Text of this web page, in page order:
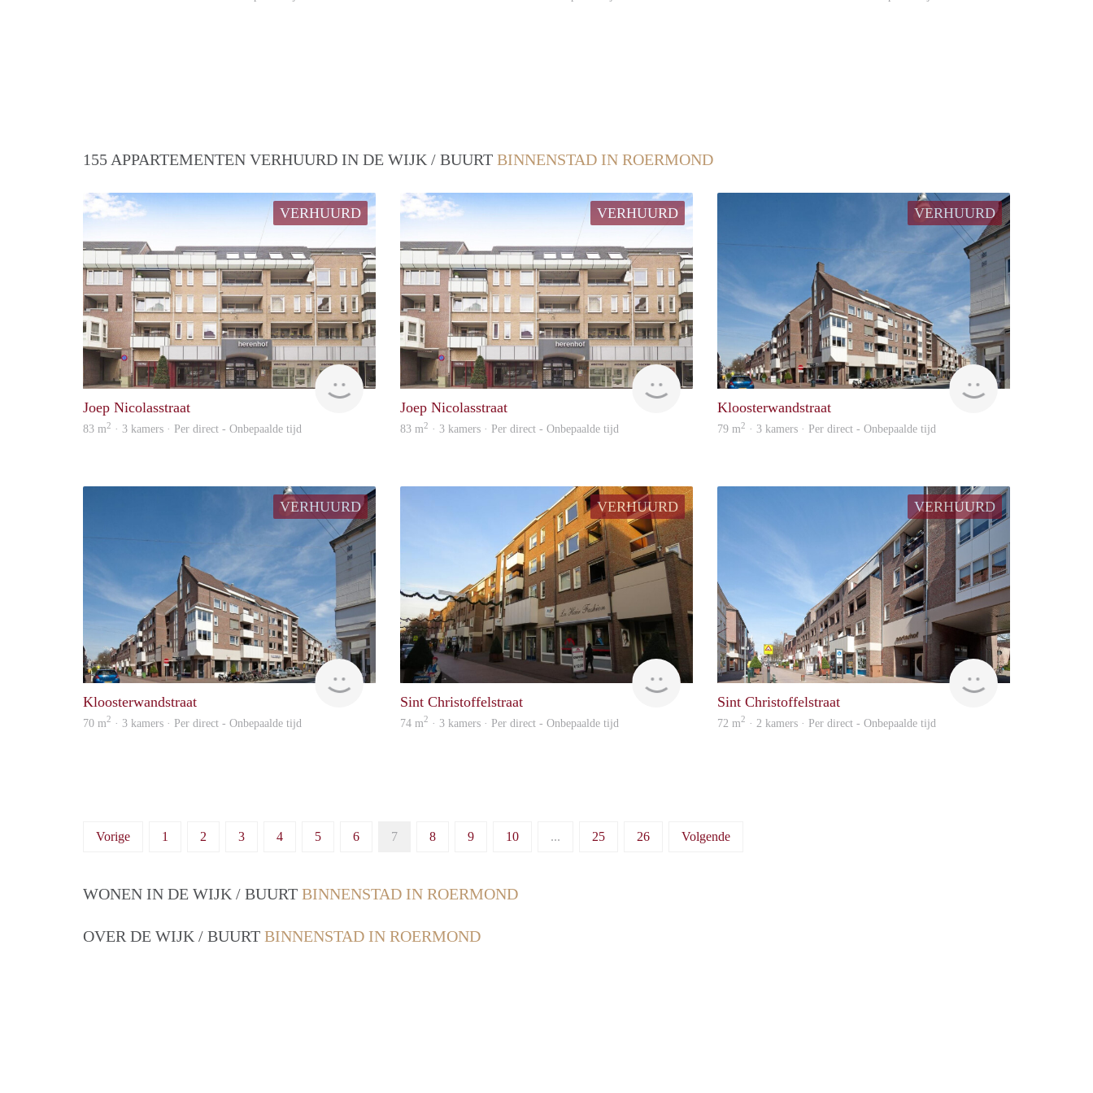
155 APPARTEMENTEN VERHUURD IN DE WIJK / BUURT BINNENSTAD IN ROERMOND
VERHUURD
Woonhuis
Joep Nicolasstraat
83 m2 · 3 kamers · Per direct - Onbepaalde tijd
VERHUURD
Woonhuis
Joep Nicolasstraat
83 m2 · 3 kamers · Per direct - Onbepaalde tijd
VERHUURD
Woonhuis
Kloosterwandstraat
79 m2 · 3 kamers · Per direct - Onbepaalde tijd
VERHUURD
Woonhuis
Kloosterwandstraat
70 m2 · 3 kamers · Per direct - Onbepaalde tijd
VERHUURD
Woonhuis
Sint Christoffelstraat
74 m2 · 3 kamers · Per direct - Onbepaalde tijd
VERHUURD
Woonhuis
Sint Christoffelstraat
72 m2 · 2 kamers · Per direct - Onbepaalde tijd
Vorige 1 2 3 4 5 6 7 8 9 10 ... 25 26 Volgende
WONEN IN DE WIJK / BUURT BINNENSTAD IN ROERMOND
OVER DE WIJK / BUURT BINNENSTAD IN ROERMOND